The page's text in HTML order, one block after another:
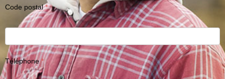
Code postal
Téléphone